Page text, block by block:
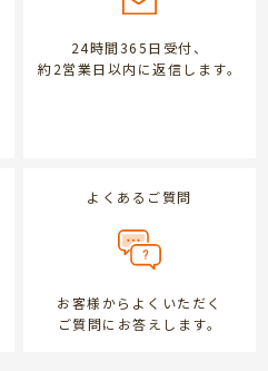
24時間365日受付、
約2営業日以内に返信します。
よくあるご質問
お客様からよくいただく
ご質問にお答えします。